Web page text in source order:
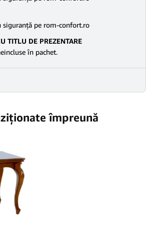
pe rom-confort.ro
TITLU DE PREZENTARE
în pachet.
împreună